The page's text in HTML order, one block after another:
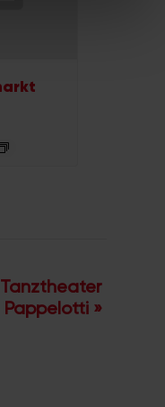
Pappelotti »